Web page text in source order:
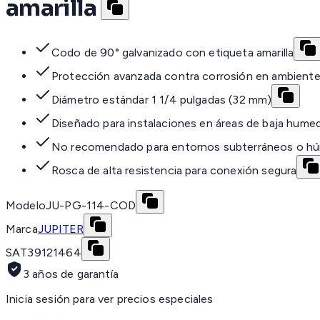
amarilla
Codo de 90° galvanizado con etiqueta amarilla
Protección avanzada contra corrosión en
Diámetro estándar 1 1/4 pulgadas (32 mm)
Diseñado para instalaciones en áreas de baja
No recomendado para entornos subterráneos o
Rosca de alta resistencia para conexión segura
ModeloJU-PG-114-COD
MarcaJUPITER
SAT39121464
3 años de garantía
Inicia sesión para ver precios especiales